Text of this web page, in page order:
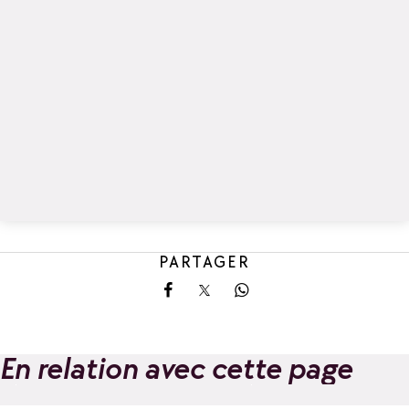
PARTAGER
Partager sur Facebook
Partager sur X
Partager sur
En relation avec cette page